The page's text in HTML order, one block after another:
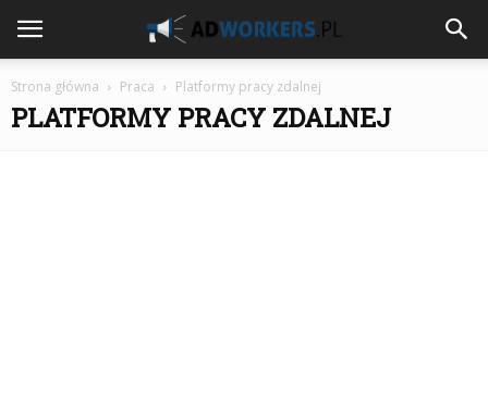
Strona główna Praca Platformy pracy zdalnej
PLATFORMY PRACY ZDALNEJ